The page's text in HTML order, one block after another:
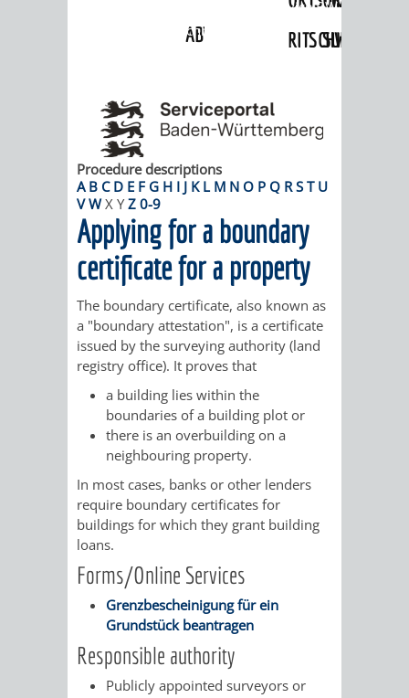
ABWASSERBESEITIGUNG
115
BERATUNG
UND
HILFE
KINDER
JUGENDLICHE
SENIOREN
BETREUUNG
UND
PFLEGE
FREIZEITANGEBOTE
BERATUNG
HILFE
MENSCHEN
MIT
BEHINDERUNG
MENSCHEN
MIT
MIGRANTEN
FLÜCHTLINGE
BAUHERREN
BAUHERRENBERATUNG
GRUNDSTÜCKSWERTERMITTLUNG
DENKMALSCHUTZ
VERKAUF
RITSCHWEIER
SULZBACH
UND
BEIRÄTE
FÜR
TECHNIK,
UMWELT
UND
STADTENTWICKLUNG
BERATUNGSERGEBNISSE
KINDER-
UND
TAGESORDNUNG
SITZUNGSUNTERLAGEN
AUSSCHÜSSE
TAGESORDNUNG
PROJEKTE
ABGEORDNETE
STADTRECHT
RATHAUS
Dienstleistungen Service BW
Verfahrensbeschreibung
Procedure descriptions
A B C D E F G H I J K L M N O P Q R S T U
V W X Y Z 0-9
Applying for a boundary
certificate for a property
The boundary certificate, also known as
a "boundary attestation", is a certificate
issued by the surveying authority (land
registry office). It proves that
a building lies within the
boundaries of a building plot or
there is an overbuilding on a
neighbouring property.
In most cases, banks or other lenders
require boundary certificates for
buildings for which they grant building
loans.
Forms/Online Services
Grenzbescheinigung für ein
Grundstück beantragen
Responsible authority
Publicly appointed surveyors or